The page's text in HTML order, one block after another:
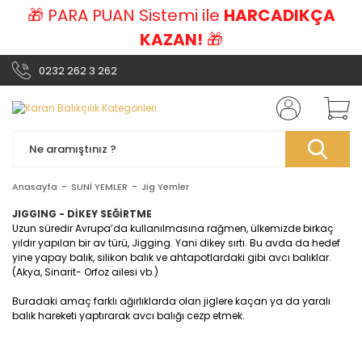
🎁 PARA PUAN Sistemi ile HARCADIKÇA
KAZAN! 🎁
0232 262 3 262
Anasayfa SUNİ YEMLER Jig Yemler
JIGGING - DİKEY SEĞİRTME
Uzun süredir Avrupa’da kullanılmasına rağmen, ülkemizde birkaç
yıldır yapılan bir av türü, Jigging. Yani dikey sırtı. Bu avda da hedef
yine yapay balık, silikon balık ve ahtapotlardaki gibi avcı balıklar.
(Akya, Sinarit- Orfoz ailesi vb.)
Buradaki amaç farklı ağırlıklarda olan jiglere kaçan ya da yaralı
balık hareketi yaptırarak avcı balığı cezp etmek.